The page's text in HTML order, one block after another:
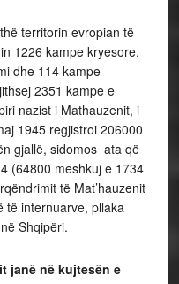
territorin evropian të
1226 kampe kryesore,
dhe 114 kampe
2351 kampe e
nazist i Mathauzenit, i
1945 regjistroi 206000
gjallë, sidomos ata që
(64800 meshkuj e 1734
të Mat’hauzenit
të internuarve, pllaka
Shqipëri.
janë në kujtesën e